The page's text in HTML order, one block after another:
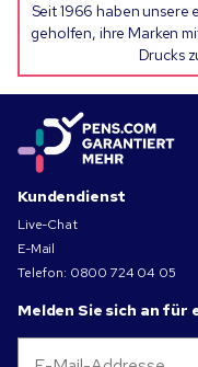
Seit 1966 haben unsere
geholfen, ihre Marken
Drucks
Kundendienst
Live-Chat
E-Mail
Telefon: 0800 724 04 05
Melden Sie sich an für